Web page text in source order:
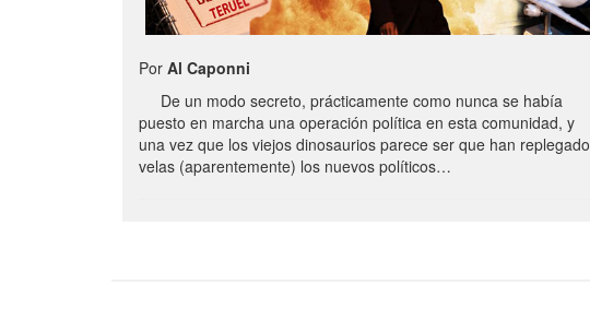
Por Al Caponni
De un modo secreto, prácticamente como nunca se había
puesto en marcha una operación política en esta comunidad, y
una vez que los viejos dinosaurios parece ser que han replegado
velas (aparentemente) los nuevos políticos…